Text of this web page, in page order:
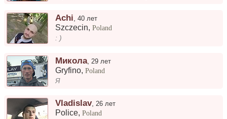
Achi ,40 лет
Szczecin,Poland
: )
Микола, 29 лет
Gryfino,Poland
Я
Vladislav, 26 лет
Police,Poland